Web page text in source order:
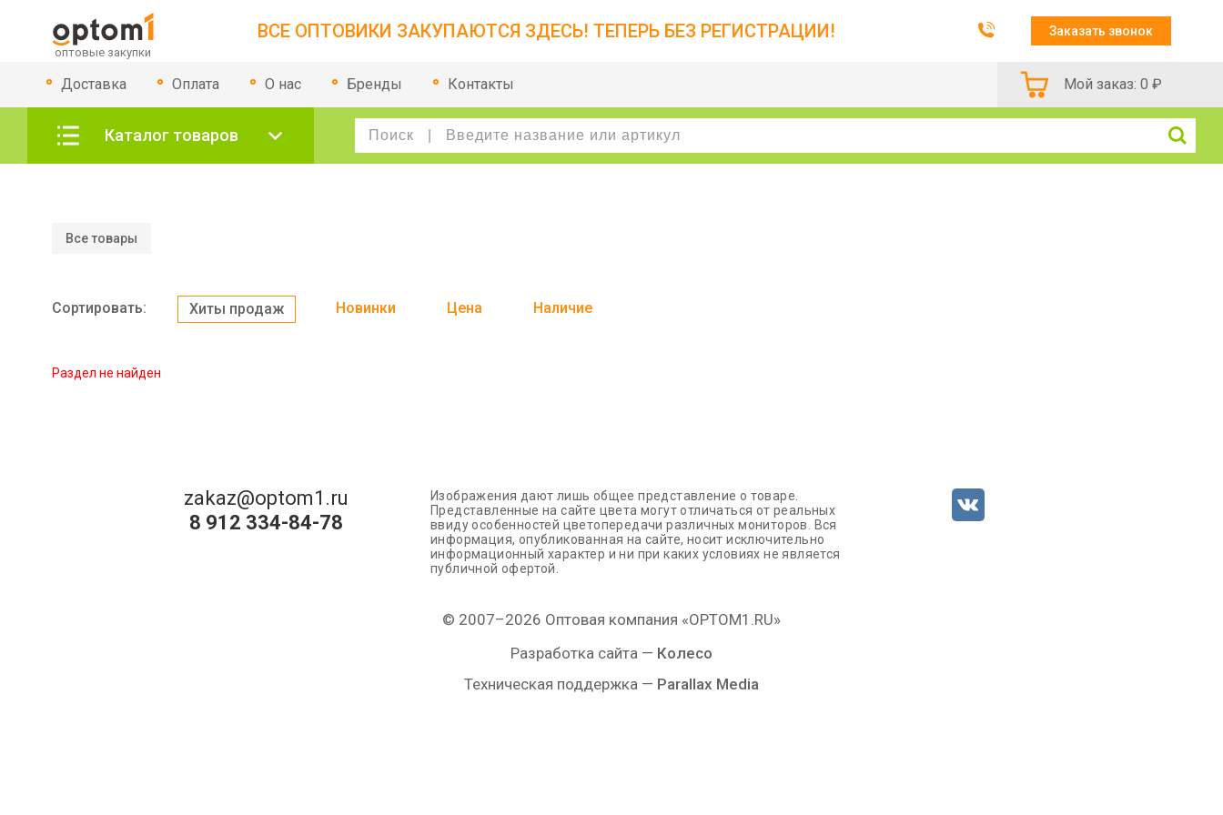
ВСЕ ОПТОВИКИ ЗАКУПАЮТСЯ ЗДЕСЬ! ТЕПЕРЬ БЕЗ РЕГИСТРАЦИИ! Заказать звонок
Доставка Оплата О нас Бренды Контакты Мой заказ: 0 ₽
Каталог товаров
Все товары
Сортировать: Хиты продаж Новинки Цена Наличие
Раздел не найден
zakaz@optom1.ru
8 912 334-84-78
Изображения дают лишь общее представление о товаре.
Представленные на сайте цвета могут отличаться от реальных
ввиду особенностей цветопередачи различных мониторов. Вся
информация, опубликованная на сайте, носит исключительно
информационный характер и ни при каких условиях не является
публичной офертой.
© 2007–2026 Оптовая компания «OPTOM1.RU»
Разработка сайта — Колесо
Техническая поддержка — Parallax Media